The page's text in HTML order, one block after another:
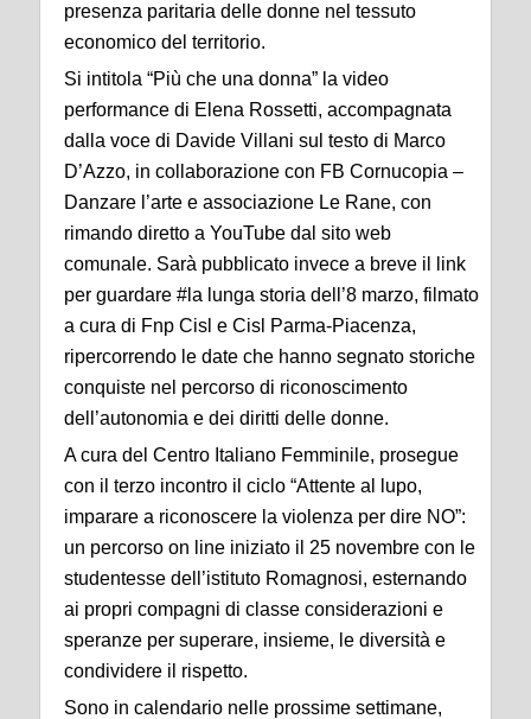
presenza paritaria delle donne nel tessuto
economico del territorio.
Si intitola “Più che una donna” la video
performance di Elena Rossetti, accompagnata
dalla voce di Davide Villani sul testo di Marco
D’Azzo, in collaborazione con FB Cornucopia –
Danzare l’arte e associazione Le Rane, con
rimando diretto a YouTube dal sito web
comunale. Sarà pubblicato invece a breve il link
per guardare #la lunga storia dell’8 marzo, filmato
a cura di Fnp Cisl e Cisl Parma-Piacenza,
ripercorrendo le date che hanno segnato storiche
conquiste nel percorso di riconoscimento
dell’autonomia e dei diritti delle donne.
A cura del Centro Italiano Femminile, prosegue
con il terzo incontro il ciclo “Attente al lupo,
imparare a riconoscere la violenza per dire NO”:
un percorso on line iniziato il 25 novembre con le
studentesse dell’istituto Romagnosi, esternando
ai propri compagni di classe considerazioni e
speranze per superare, insieme, le diversità e
condividere il rispetto.
Sono in calendario nelle prossime settimane,